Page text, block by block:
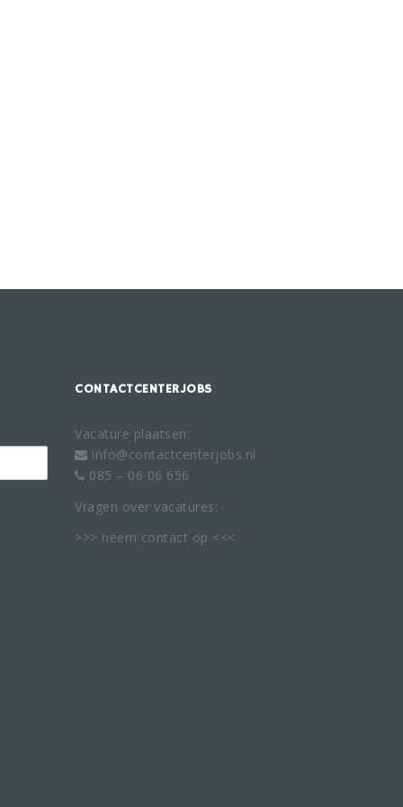
CONTACTCENTERJOBS
Vacature plaatsen:
info@contactcenterjobs.nl
085 – 06 06 656
Vragen over vacatures:
>>> neem contact op <<<